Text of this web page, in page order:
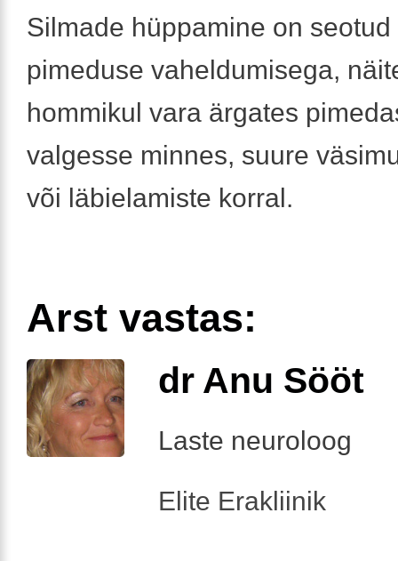
Silmade hüppamine on
pimeduse vaheldumisega,
hommikul vara ärgates
valgesse minnes, suure
või läbielamiste korral.
Arst vastas:
dr Anu Sööt
Laste neuroloog
Elite Erakliinik